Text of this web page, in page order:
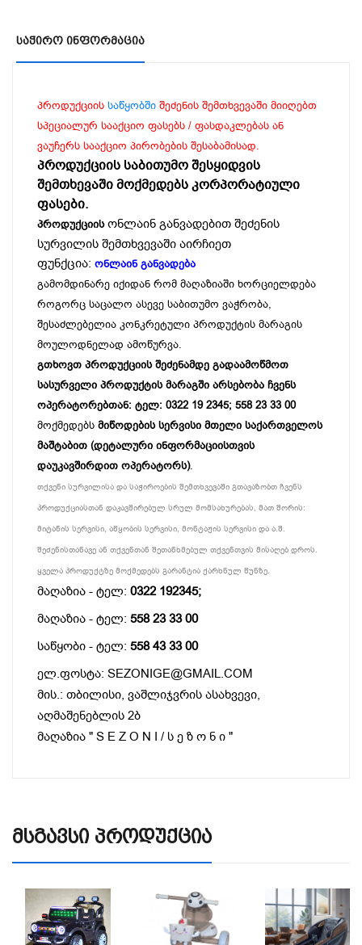
Საჭირო Ინფორმაცია
პროდუქციის საწყობში შეძენის შემთხვევაში მიიღებთ
სპეციალურ სააქციო ფასებს / ფასდაკლებას ან
ვაუჩერს სააქციო პირობების შესაბამისად.
პროდუქციის საბითუმო შესყიდვის
შემთხევაში მოქმედებს კორპორატიული
ფასები.
პროდუქციის ონლაინ განვადებით შეძენის
სურვილის შემთხვევაში აირჩიეთ
ფუნქცია: ონლაინ განვადება
გამომდინარე იქიდან რომ მაღაზიაში ხორციელდება
როგორც საცალო ასევე საბითუმო ვაჭრობა,
შესაძლებელია კონკრეტული პროდუქტის მარაგის
მოულოდნელად ამოწურვა.
გთხოვთ პროდუქციის შეძენამდე გადაამოწმოთ
სასურველი პროდუქტის მარაგში არსებობა ჩვენს
ოპერატორებთან: ტელ: 0322 19 2345; 558 23 33 00
მოქმედებს მიწოდების სერვისი მთელი საქართველოს
მაშტაბით (დეტალური ინფორმაციისთვის
დაუკავშირდით ოპერატორს).
თქვენი სურვილისა და საჭიროების შემთხვევაში გთავაზობთ ჩვენს
პროდუქციასთან დაკავშირებულ სრულ მომსახურებას, მათ შორის:
მიტანის სერვისი, აწყობის სერვისი, მონტაჟის სერვისი და ა.შ.
შეძენისთანავე ან თქვენთან შეთანხმებულ თქვენთვის მისაღებ დროს.
ყველა პროდუქტზე მოქმედებს გარანტია ქარხნულ წუნზე.
მაღაზია - ტელ: 0322 192345;
მაღაზია - ტელ: 558 23 33 00
საწყობი - ტელ: 558 43 33 00
ელ.ფოსტა: SEZONIGE@GMAIL.COM
მის.: თბილისი, ვაშლიჯვრის ასახვევი,
აღმაშენებლის 2ბ
მაღაზია " S E Z O N I / ს ე ზ ო ნ ი "
Მსგავსი Პროდუქცია